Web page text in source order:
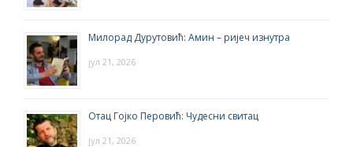
Милорад Дурутовић: Амин – ријеч изнутра
јул 21, 2026
Отац Гојко Перовић: Чудесни свитац
јул 21, 2026